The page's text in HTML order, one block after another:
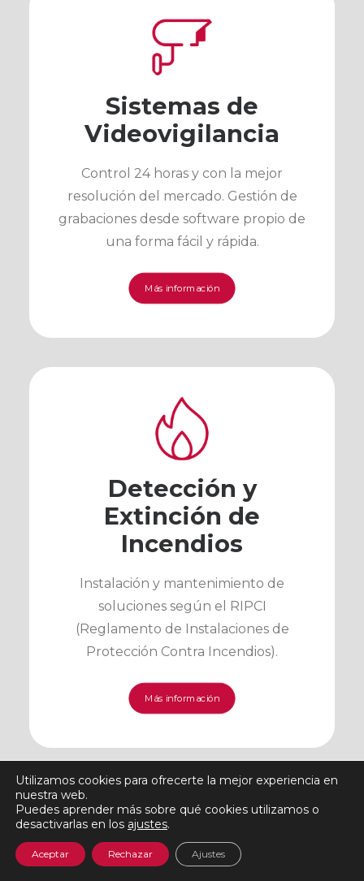
Sistemas de
Videovigilancia
Control 24 horas y con la mejor
resolución del mercado. Gestión de
grabaciones desde software propio de
una forma fácil y rápida.
Más información
Detección y
Extinción de
Incendios
Instalación y mantenimiento de
soluciones según el RIPCI
(Reglamento de Instalaciones de
Protección Contra Incendios).
Más información
Utilizamos cookies para ofrecerte la mejor experiencia en
nuestra web.
Puedes aprender más sobre qué cookies utilizamos o
desactivarlas en los ajustes.
Aceptar Rechazar Ajustes